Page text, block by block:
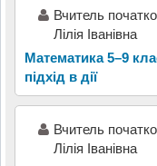
Вчитель
Лілія Іванівна
Математика 5–9
підхід в дії
Вчитель
Лілія Іванівна